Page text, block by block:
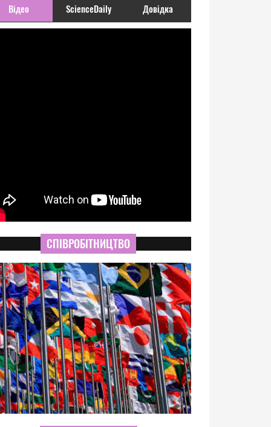
Відео ScienceDaily Довідка
СПІВРОБІТНИЦТВО